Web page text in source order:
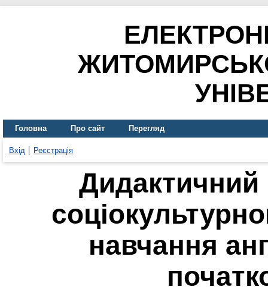
Головна Про сайт Перегляд
Вхід Реєстрація
Дидактичний
навчання